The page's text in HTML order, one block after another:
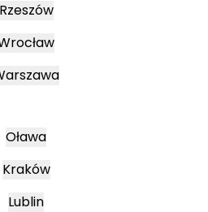
Rzeszów
Oława
Kraków
Lublin